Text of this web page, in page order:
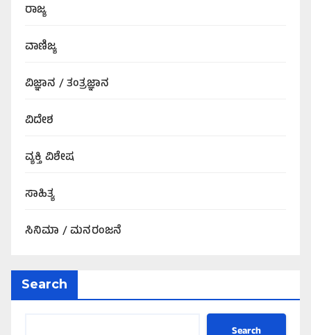
ರಾಜ್ಯ
ವಾಣಿಜ್ಯ
ವಿಜ್ಞಾನ / ತಂತ್ರಜ್ಞಾನ
ವಿದೇಶ
ವ್ಯಕ್ತಿ ವಿಶೇಷ
ಸಾಹಿತ್ಯ
ಸಿನಿಮಾ / ಮನರಂಜನೆ
Search